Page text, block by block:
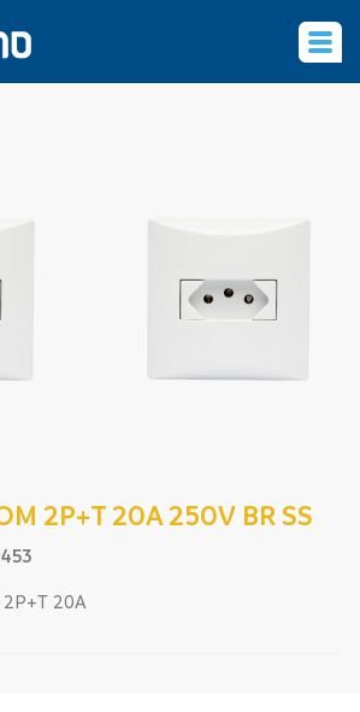
2P+T 20A 250V BR SS
20A